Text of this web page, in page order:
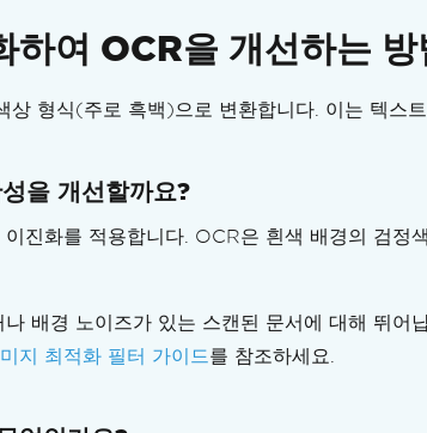
폼 멈춤
PDF Text
털/LCD 디스플레이
하여 OCR을 개선하는 방
상 형식(주로 흑백)으로 변환합니다. 이는 텍스
을 개선할까요?
이진화를 적용합니다. OCR은 흰색 배경의 검
배경 노이즈가 있는 스캔된 문서에 대해 뛰
지 최적화 필터 가이드를 참조하세요.